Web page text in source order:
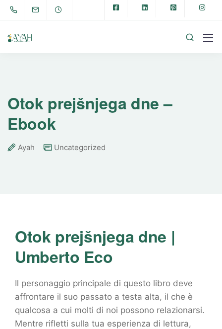
Otok prejšnjega dne –
Ebook
Ayah Uncategorized
Otok prejšnjega dne |
Umberto Eco
Il personaggio principale di questo libro deve
affrontare il suo passato a testa alta, il che è
qualcosa a cui molti di noi possono relazionarsi.
Mentre rifletti sulla tua esperienza di lettura,